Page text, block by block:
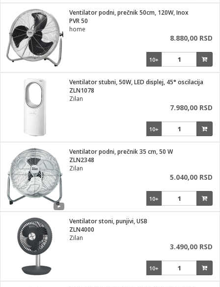
ostalo
Vitrine
pribor
materijal
i kutije
i oprema
brave
oprema
Ventilator podni, prečnik 50cm, 120W, Inox
PVR 50
home
8.880,00 RSD
10+
Ventilator stubni, 50W, LED displej, 45° oscilacija
ZLN1078
Zilan
7.980,00 RSD
10+
Ventilator podni, prečnik 35 cm, 50 W
ZLN2348
Zilan
5.040,00 RSD
10+
Ventilator stoni, punjivi, USB
ZLN4000
Zilan
3.490,00 RSD
10+